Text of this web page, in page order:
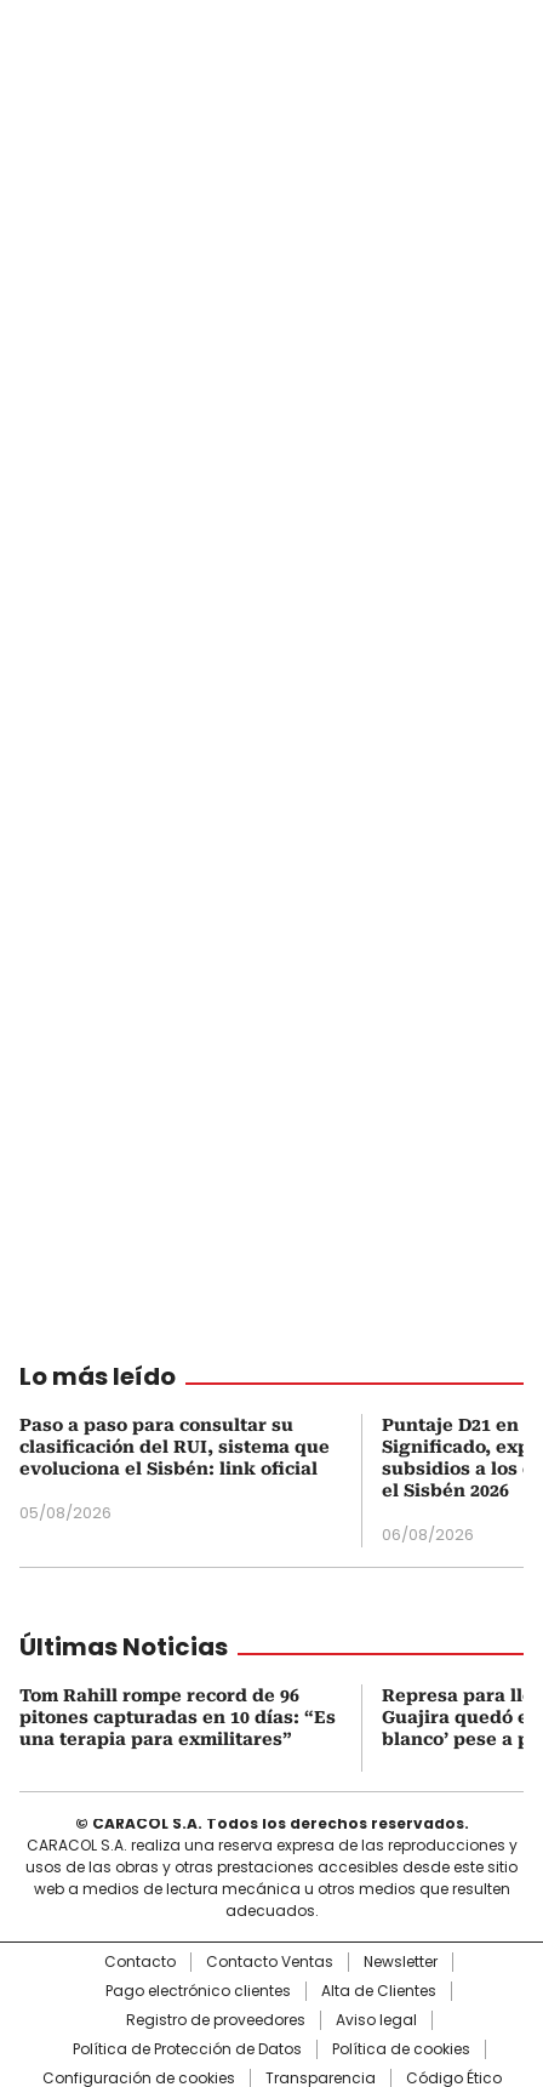
Lo más leído
Paso a paso para consultar su
clasificación del RUI, sistema que
evoluciona el Sisbén: link oficial
05/08/2026
Puntaje D21 en
Significado,
subsidios a los
el Sisbén 2026
06/08/2026
Últimas Noticias
Tom Rahill rompe record de 96
pitones capturadas en 10 días: “Es
una terapia para exmilitares”
Represa para
Guajira quedó en
blanco’ pese a
© CARACOL S.A. Todos los derechos reservados.
CARACOL S.A. realiza una reserva expresa de las reproducciones y
usos de las obras y otras prestaciones accesibles desde este sitio
web a medios de lectura mecánica u otros medios que resulten
adecuados.
Contacto Contacto Ventas
Newsletter
Pago electrónico clientes
Alta de Clientes
Registro de proveedores
Aviso legal
Política de Protección de Datos
Política de cookies
Configuración de cookies
Transparencia Código Ético